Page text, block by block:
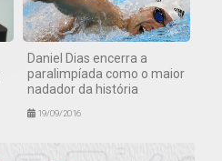
Daniel Dias encerra a
paralimpíada como o maior
nadador da história
19/09/2016